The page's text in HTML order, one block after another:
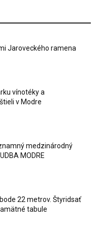
Jaroveckého ramena
vínotéky a
v Modre
medzinárodný
MODRE
22 metrov. Štyridsať
tabule